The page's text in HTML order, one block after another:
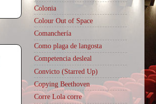
Colonia
Colour Out of Space
Comanchería
Como plaga de langosta
Competencia desleal
Convicto (Starred Up)
Copying Beethoven
Corre Lola corre